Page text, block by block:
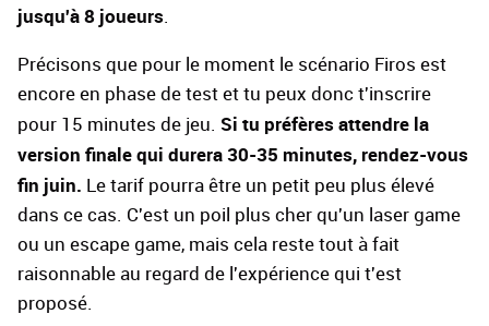
jusqu'à 8 joueurs.
Précisons que pour le moment le scénario Firos est
encore en phase de test et tu peux donc t'inscrire
pour 15 minutes de jeu. Si tu préfères attendre la
version finale qui durera 30-35 minutes, rendez-vous
fin juin. Le tarif pourra être un petit peu plus élevé
dans ce cas. C'est un poil plus cher qu'un laser game
ou un escape game, mais cela reste tout à fait
raisonnable au regard de l'expérience qui t'est
proposé.